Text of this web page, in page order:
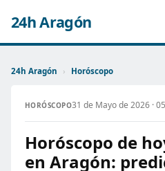
24h Aragón
24h Aragón › Horóscopo
HORÓSCOPO31 de Mayo de 2026 ·
Horóscopo de
en Aragón: